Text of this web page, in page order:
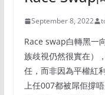
September 8, 2022
Race swap白轉黑一
族歧視仍然很實在）
任，而非因為平權紅
上任007都被屌佢撐